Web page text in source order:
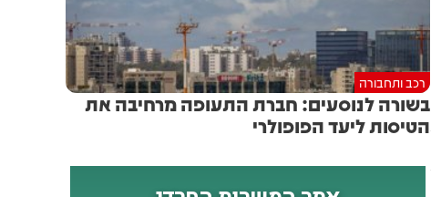
רכב ותחבורה
בשורה לנוסעים: חברת התעופה מרחיבה את
הטיסות ליעד הפופולרי